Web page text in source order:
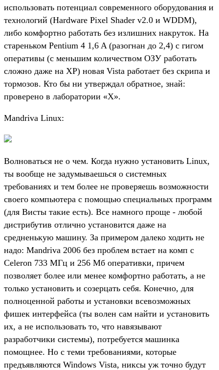
использовать потенциал современного оборудования и
технологий (Hardware Pixel Shader v2.0 и WDDM),
либо комфортно работать без излишних накруток. На
стареньком Pentium 4 1,6 A (разогнан до 2,4) с гигом
оперативы (с меньшим количеством ОЗУ работать
сложно даже на XP) новая Vista работает без скрипа и
тормозов. Кто бы ни утверждал обратное, знай:
проверено в лаборатории «Х».
Mandriva Linux:
Волноваться не о чем. Когда нужно установить Linux,
ты вообще не задумываешься о системных
требованиях и тем более не проверяешь возможности
своего компьютера с помощью специальных программ
(для Висты такие есть). Все намного проще - любой
дистрибутив отлично установится даже на
средненькую машину. За примером далеко ходить не
надо: Mandriva 2006 без проблем встает на комп с
Celeron 733 MГц и 256 Mб оперативки, причем
позволяет более или менее комфортно работать, а не
только установить и созерцать себя. Конечно, для
полноценной работы и установки всевозможных
фишек интерфейса (ты волен сам найти и установить
их, а не использовать то, что навязывают
разработчики системы), потребуется машинка
помощнее. Но с теми требованиями, которые
предъявляются Windows Vista, никсы уж точно будут